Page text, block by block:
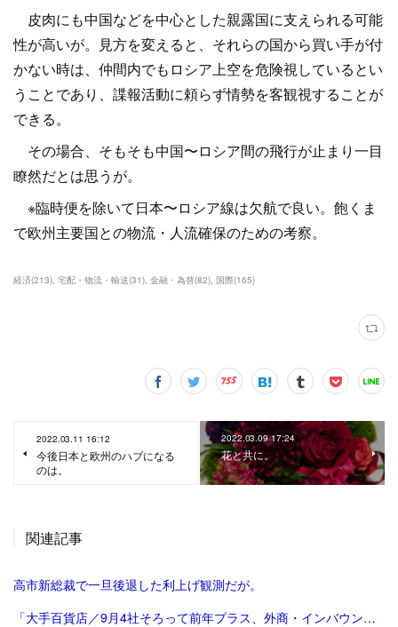
皮肉にも中国などを中心とした親露国に支えられる可能
性が高いが。見方を変えると、それらの国から買い手が付
かない時は、仲間内でもロシア上空を危険視しているとい
うことであり、諜報活動に頼らず情勢を客観視することが
できる。
その場合、そもそも中国〜ロシア間の飛行が止まり一目
瞭然だとは思うが。
※臨時便を除いて日本〜ロシア線は欠航で良い。飽くま
で欧州主要国との物流・人流確保のための考察。
経済(213) 宅配・物流・輸送(31) 金融・為替(82) 国際(165)
2022.03.11 16:12
今後日本と欧州のハブになる
のは。
2022.03.09 17:24
花と共に。
関連記事
高市新総裁で一旦後退した利上げ観測だが。
「大手百貨店／9月4社そろって前年プラス、外商・インバウンド好調 | 流通ニュース」